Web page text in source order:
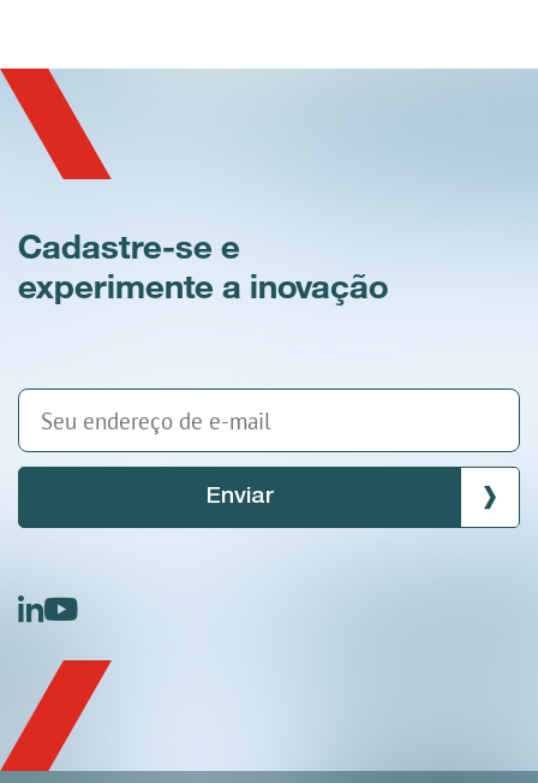
Cadastre-se e
experimente a inovação
Enviar
linkedinyoutube